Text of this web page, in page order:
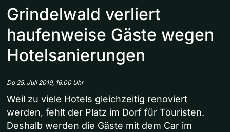
Grindelwald verliert
haufenweise Gäste wegen
Hotelsanierungen
Do 25. Juli 2019, 16.00 Uhr
Weil zu viele Hotels gleichzeitig renoviert
werden, fehlt der Platz im Dorf für Touristen.
Deshalb werden die Gäste mit dem Car im